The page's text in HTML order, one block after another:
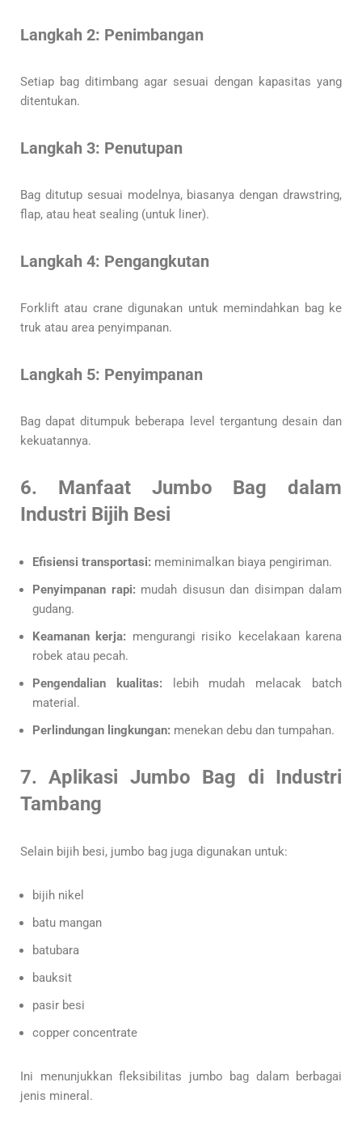
Langkah 2: Penimbangan
Setiap bag ditimbang agar sesuai dengan kapasitas yang
ditentukan.
Langkah 3: Penutupan
Bag ditutup sesuai modelnya, biasanya dengan drawstring,
flap, atau heat sealing (untuk liner).
Langkah 4: Pengangkutan
Forklift atau crane digunakan untuk memindahkan bag ke
truk atau area penyimpanan.
Langkah 5: Penyimpanan
Bag dapat ditumpuk beberapa level tergantung desain dan
kekuatannya.
6. Manfaat Jumbo Bag dalam
Industri Bijih Besi
Efisiensi transportasi: meminimalkan biaya pengiriman.
Penyimpanan rapi: mudah disusun dan disimpan dalam
gudang.
Keamanan kerja: mengurangi risiko kecelakaan karena
robek atau pecah.
Pengendalian kualitas: lebih mudah melacak batch
material.
Perlindungan lingkungan: menekan debu dan tumpahan.
7. Aplikasi Jumbo Bag di Industri
Tambang
Selain bijih besi, jumbo bag juga digunakan untuk:
bijih nikel
batu mangan
batubara
bauksit
pasir besi
copper concentrate
Ini menunjukkan fleksibilitas jumbo bag dalam berbagai
jenis mineral.